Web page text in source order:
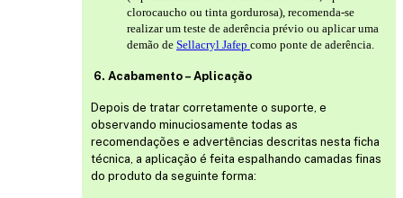
clorocaucho ou tinta gordurosa), recomenda-se
realizar um teste de aderência prévio ou aplicar uma
demão de Sellacryl Jafep como ponte de aderência.
6. Acabamento – Aplicação
Depois de tratar corretamente o suporte, e
observando minuciosamente todas as
recomendações e advertências descritas nesta ficha
técnica, a aplicação é feita espalhando camadas finas
do produto da seguinte forma: